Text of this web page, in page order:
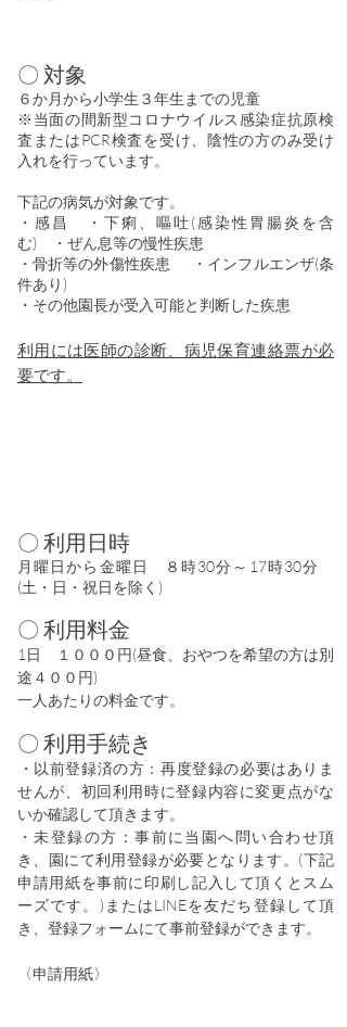
〇 対象
６か月から小学生３年生までの児童
※当面の間新型コロナウイルス感染症抗原検
査またはPCR検査を受け、陰性の方のみ受け
入れを行っています。
​下記の病気が対象です。
・感昌 ・下痢、嘔吐(感染性胃腸炎を含
む) ・ぜん息等の慢性疾患
・骨折等の外傷性疾患 ・インフルエンザ(条
件あり)
・その他園長が受入可能と判断した疾患
利用には医師の診断、病児保育連絡​票が必
要です。
〇 利用日時
月曜日から金曜日 ８時30分～17時30分
(土・日・祝日を除く)
〇 利用料金
1日 １０００円(昼食、おやつを希望の方は別
途４００円)
一人あたりの料金です。
〇 利用手続き​
・以前登録済の方：再度登録の必要はありま
せんが、初回利用時に登録内容に変更点がな
いか確認して頂きます。
・未登録の方：事前に当 園へ問い合わせ頂
き、園にて利用登録が必要となります。(下記
申請用紙を事前に 印刷し記入して頂くとスム
ーズです。) またはLINEを友だち登録して頂
き、登録フォームにて事前登録ができます。
〈申請用紙〉